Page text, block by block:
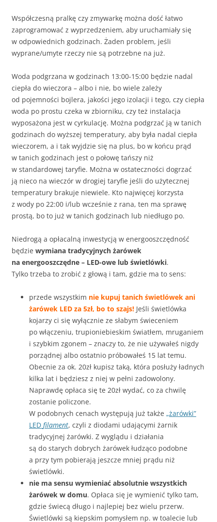
Współczesną pralkę czy zmywarkę można dość łatwo
zaprogramować z wyprzedzeniem, aby uruchamiały się
w odpowiednich godzinach. Żaden problem, jeśli
wyprane/umyte rzeczy nie są potrzebne na już.
Woda podgrzana w godzinach 13:00-15:00 będzie nadal
ciepła do wieczora – albo i nie, bo wiele zależy
od pojemności bojlera, jakości jego izolacji i tego, czy ciepła
woda po prostu czeka w zbiorniku, czy też instalacja
wyposażona jest w cyrkulację. Można podgrzać ją w tanich
godzinach do wyższej temperatury, aby była nadal ciepła
wieczorem, a i tak wyjdzie się na plus, bo w końcu prąd
w tanich godzinach jest o połowę tańszy niż
w standardowej taryfie. Można w ostateczności dogrzać
ją nieco na wieczór w drogiej taryfie jeśli do użytecznej
temperatury brakuje niewiele. Kto najwięcej korzysta
z wody po 22:00 i/lub wcześnie z rana, ten ma sprawę
prostą, bo to już w tanich godzinach lub niedługo po.
Niedrogą a opłacalną inwestycją w energooszczędność
będzie wymiana tradycyjnych żarówek
na energooszczędne – LED-owe lub świetlówki.
Tylko trzeba to zrobić z głową i tam, gdzie ma to sens:
przede wszystkim nie kupuj tanich świetlówek ani
żarówek LED za 5zł, bo to szajs! Jeśli świetlówka
kojarzy ci się wyłącznie ze słabym świeceniem
po włączeniu, trupioniebieskim światłem, mruganiem
i szybkim zgonem – znaczy to, że nie używałeś nigdy
porządnej albo ostatnio próbowałeś 15 lat temu.
Obecnie za ok. 20zł kupisz taką, która posłuży ładnych
kilka lat i będziesz z niej w pełni zadowolony.
Naprawdę opłaca się te 20zł wydać, co za chwilę
zostanie policzone.
W podobnych cenach występują już także „żarówki”
LED filament, czyli z diodami udającymi żarnik
tradycyjnej żarówki. Z wyglądu i działania
są do starych dobrych żarówek łudząco podobne
a przy tym pobierają jeszcze mniej prądu niż
świetlówki.
nie ma sensu wymieniać absolutnie wszystkich
żarówek w domu. Opłaca się je wymienić tylko tam,
gdzie świecą długo i najlepiej bez wielu przerw.
Świetlówki są kiepskim pomysłem np. w toalecie lub